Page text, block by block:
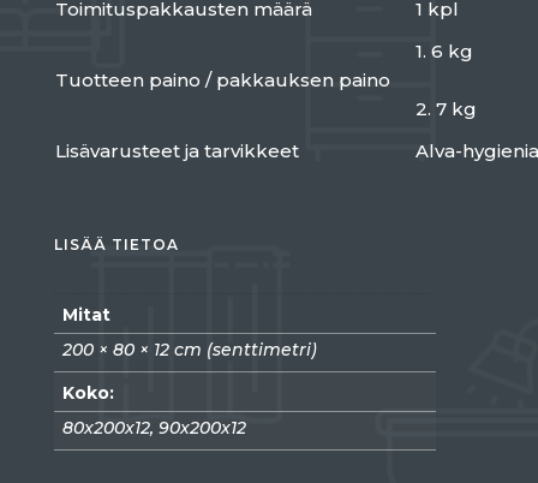
Toimituspakkausten määrä 1 kpl
Tuotteen paino / pakkauksen paino
1. 6 kg
2. 7 kg
Lisävarusteet ja tarvikkeet
Alva-
LISÄÄ TIETOA
Mitat
200 × 80 × 12 cm (senttimetri)
Koko:
80x200x12, 90x200x12